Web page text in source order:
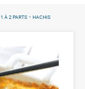
1 À 2 PARTS • HACHIS